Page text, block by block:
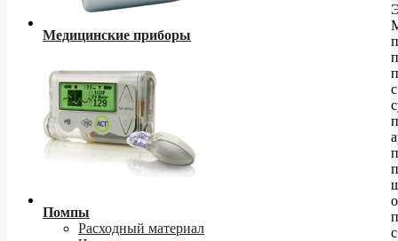
Медицинские приборы
Помпы
Расходный материал
с
с